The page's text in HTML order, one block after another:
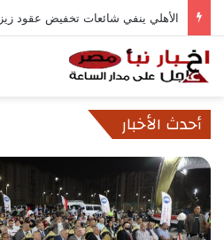
الأهلي ينفي شائعات تخفيض عقود
أحدث الأخبار